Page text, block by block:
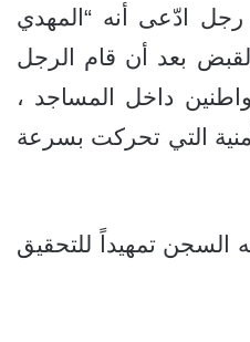
ادّعى أنه “المهدي
بعد أن قام الرجل
داخل المساجد ،
التي تحركت بسرعة
السجن تمهيداً للتحقيق